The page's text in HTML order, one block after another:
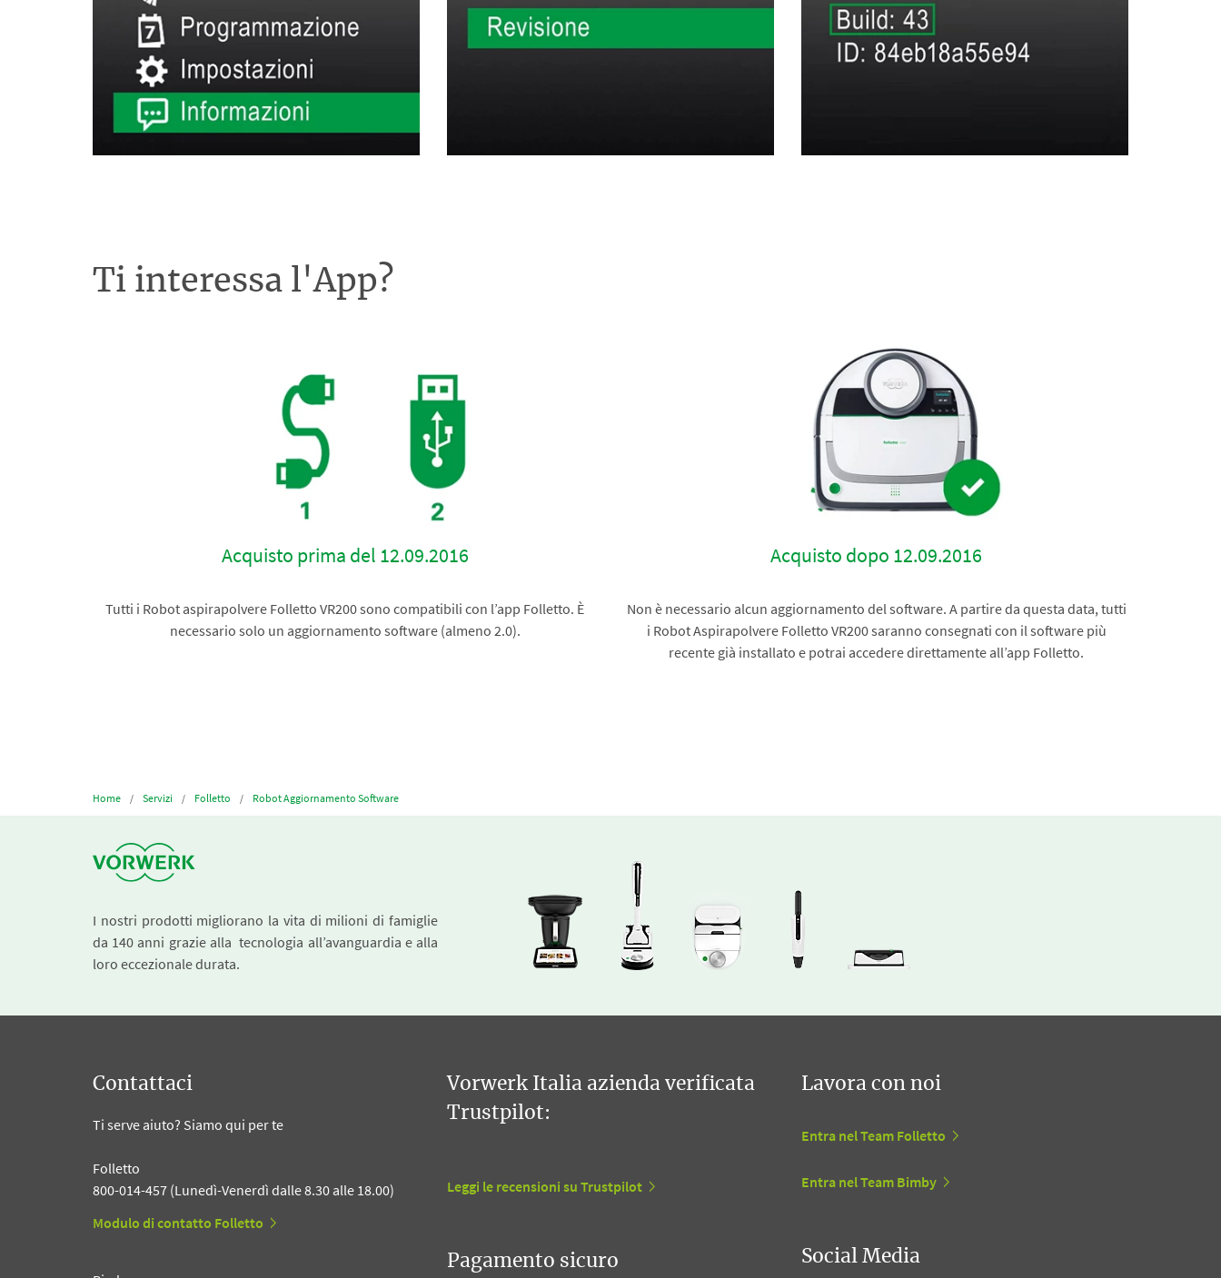
Ti interessa l'App?
Acquisto prima del 12.09.2016
Tutti i Robot aspirapolvere Folletto VR200 sono compatibili con l’app Folletto. È
necessario solo un aggiornamento software (almeno 2.0).
Acquisto dopo 12.09.2016
Non è necessario alcun aggiornamento del software. A partire da questa data, tutti
i Robot Aspirapolvere Folletto VR200 saranno consegnati con il software più
recente già installato e potrai accedere direttamente all’app Folletto.
Home Servizi Folletto Robot Aggiornamento Software
I nostri prodotti migliorano la vita di milioni di famiglie
da 140 anni grazie alla tecnologia all’avanguardia e alla
loro eccezionale durata.
Contattaci
Ti serve aiuto? Siamo qui per te
Folletto
800-014-457 (Lunedì-Venerdì dalle 8.30 alle 18.00)
Modulo di contatto Folletto
Vorwerk Italia azienda verificata
Trustpilot:
Leggi le recensioni su Trustpilot
Pagamento sicuro
Lavora con noi
Entra nel Team Folletto
Entra nel Team Bimby
Social Media